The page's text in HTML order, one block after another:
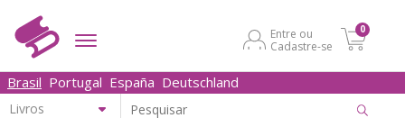
Entre ou
Cadastre-se
0
Brasil Portugal España Deutschland